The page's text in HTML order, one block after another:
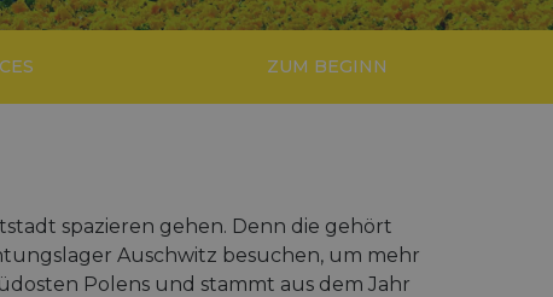
ZUM BEGINN
spazieren gehen. Denn die gehört
Auschwitz besuchen, um mehr
Polens und stammt aus dem Jahr